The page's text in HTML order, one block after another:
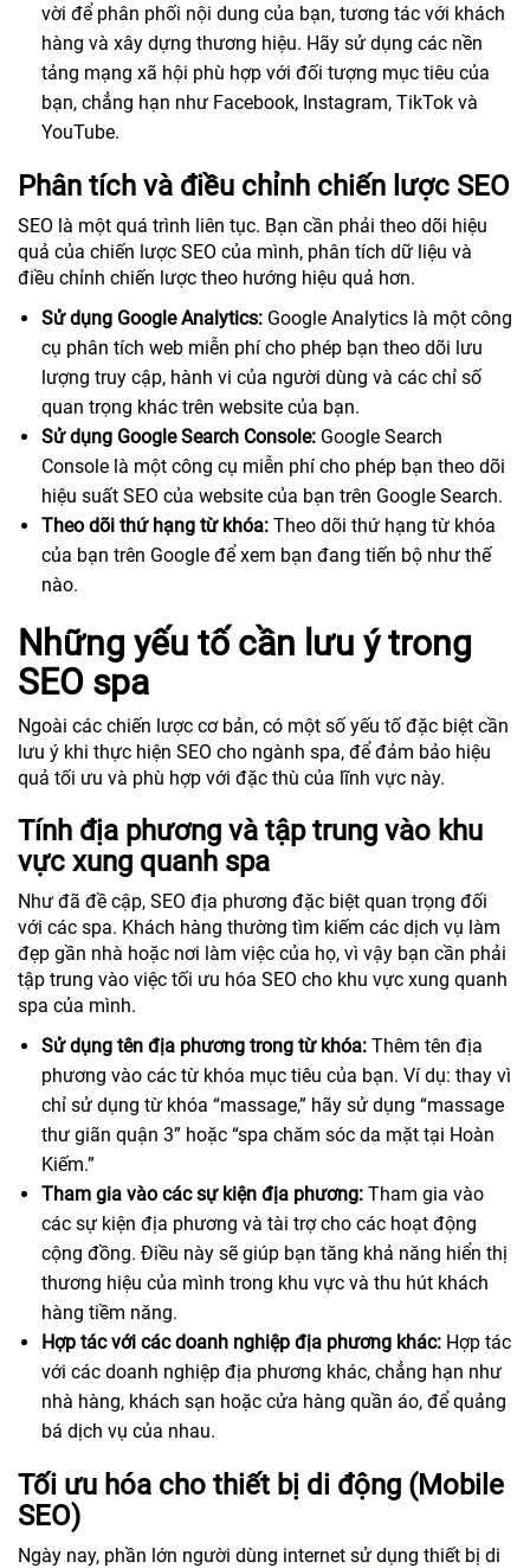
vời để phân phối nội dung của bạn, tương tác với khách
hàng và xây dựng thương hiệu. Hãy sử dụng các nền
tảng mạng xã hội phù hợp với đối tượng mục tiêu của
bạn, chẳng hạn như Facebook, Instagram, TikTok và
YouTube.
Phân tích và điều chỉnh chiến lược SEO
SEO là một quá trình liên tục. Bạn cần phải theo dõi hiệu
quả của chiến lược SEO của mình, phân tích dữ liệu và
điều chỉnh chiến lược theo hướng hiệu quả hơn.
Sử dụng Google Analytics: Google Analytics là một công
cụ phân tích web miễn phí cho phép bạn theo dõi lưu
lượng truy cập, hành vi của người dùng và các chỉ số
quan trọng khác trên website của bạn.
Sử dụng Google Search Console: Google Search
Console là một công cụ miễn phí cho phép bạn theo dõi
hiệu suất SEO của website của bạn trên Google Search.
Theo dõi thứ hạng từ khóa: Theo dõi thứ hạng từ khóa
của bạn trên Google để xem bạn đang tiến bộ như thế
nào.
Những yếu tố cần lưu ý trong
SEO spa
Ngoài các chiến lược cơ bản, có một số yếu tố đặc biệt cần
lưu ý khi thực hiện SEO cho ngành spa, để đảm bảo hiệu
quả tối ưu và phù hợp với đặc thù của lĩnh vực này.
Tính địa phương và tập trung vào khu
vực xung quanh spa
Như đã đề cập, SEO địa phương đặc biệt quan trọng đối
với các spa. Khách hàng thường tìm kiếm các dịch vụ làm
đẹp gần nhà hoặc nơi làm việc của họ, vì vậy bạn cần phải
tập trung vào việc tối ưu hóa SEO cho khu vực xung quanh
spa của mình.
Sử dụng tên địa phương trong từ khóa: Thêm tên địa
phương vào các từ khóa mục tiêu của bạn. Ví dụ: thay vì
chỉ sử dụng từ khóa “massage,” hãy sử dụng “massage
thư giãn quận 3” hoặc “spa chăm sóc da mặt tại Hoàn
Kiếm.”
Tham gia vào các sự kiện địa phương: Tham gia vào
các sự kiện địa phương và tài trợ cho các hoạt động
cộng đồng. Điều này sẽ giúp bạn tăng khả năng hiển thị
thương hiệu của mình trong khu vực và thu hút khách
hàng tiềm năng.
Hợp tác với các doanh nghiệp địa phương khác: Hợp tác
với các doanh nghiệp địa phương khác, chẳng hạn như
nhà hàng, khách sạn hoặc cửa hàng quần áo, để quảng
bá dịch vụ của nhau.
Tối ưu hóa cho thiết bị di động (Mobile
SEO)
Ngày nay, phần lớn người dùng internet sử dụng thiết bị di